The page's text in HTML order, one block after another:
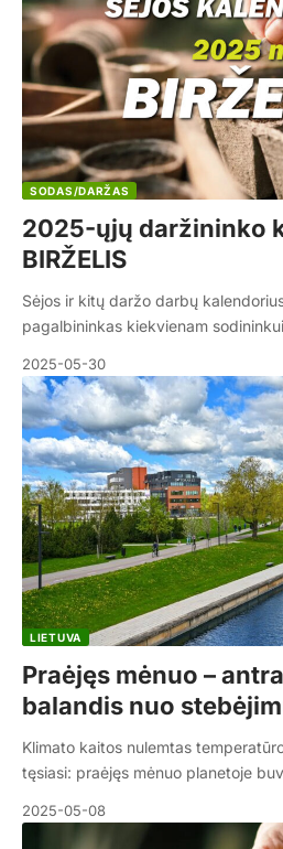
SODAS/DARŽAS
2025-ųjų daržininko
BIRŽELIS
Sėjos ir kitų daržo darbų
pagalbininkas kiekvienam
2025-05-30
LIETUVA
Praėjęs mėnuo –
balandis nuo
Klimato kaitos nulemtas
tęsiasi: praėjęs mėnuo planetoje
2025-05-08